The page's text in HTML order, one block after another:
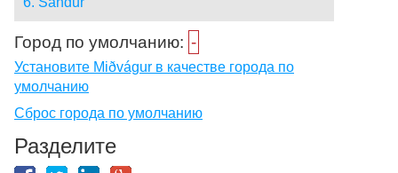
Город по умолчанию: -
Установите Miðvágur в качестве города по
умолчанию
Сброс города по умолчанию
Разделите